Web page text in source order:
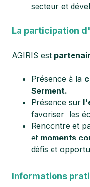
secteur et
La participation
AGIRIS est
Présence à la
Serment.
Présence sur
favoriser les
Rencontre et
et moments
défis et
Informations